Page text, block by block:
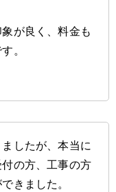
が良く、料金も
。
したが、本当に
の方、工事の方
きました。